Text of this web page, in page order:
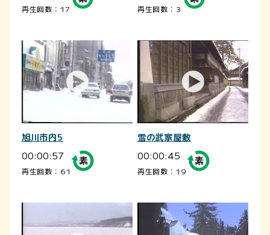
再生回数：17 再生回数：3
旭川市内5
00:00:57
再生回数：61
雪の武家屋敷
00:00:45
再生回数：19